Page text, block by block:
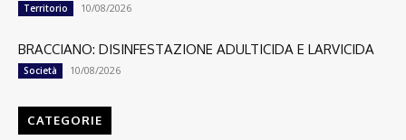
Territorio 10/08/2026
BRACCIANO: DISINFESTAZIONE ADULTICIDA E LARVICIDA
Società 10/08/2026
CATEGORIE